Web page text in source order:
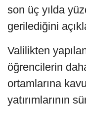
son üç yılda
gerilediğini
Valilikten
öğrencilerin
ortamlarına
yatırımlarının